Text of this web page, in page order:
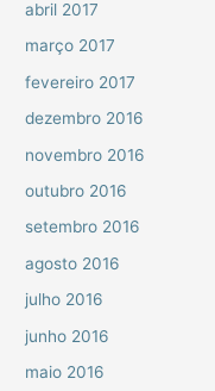
abril 2017
março 2017
fevereiro 2017
dezembro 2016
novembro 2016
outubro 2016
setembro 2016
agosto 2016
julho 2016
junho 2016
maio 2016